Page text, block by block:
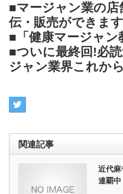
■マージャン業の
伝・販売ができま
■「健康マージャン
■ついに最終回!必
ジャン業界これか
関連記事
近代麻
連覇